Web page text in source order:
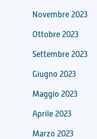
Novembre 2023
Ottobre 2023
Settembre 2023
Giugno 2023
Maggio 2023
Aprile 2023
Marzo 2023